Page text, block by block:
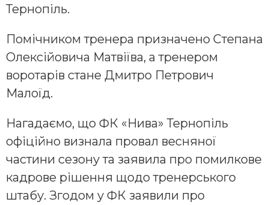
Тернопіль.
Помічником тренера призначено Степана
Олексійовича Матвіїва, а тренером
воротарів стане Дмитро Петрович
Малоїд.
Нагадаємо, що ФК «Нива» Тернопіль
офіційно визнала провал весняної
частини сезону та заявила про помилкове
кадрове рішення щодо тренерського
штабу. Згодом у ФК заявили про